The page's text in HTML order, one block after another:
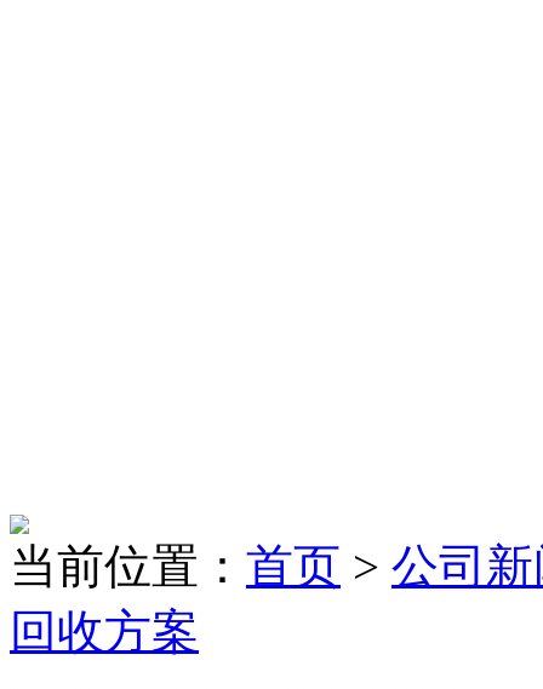
当前位置： 首页 > 公司
回收方案